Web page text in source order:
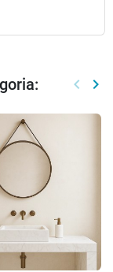
keyboard_arrow_left keyboard_arrow_right